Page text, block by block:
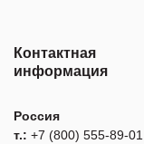
Контактная
информация
Россия
т.: +7 (800) 555-89-01